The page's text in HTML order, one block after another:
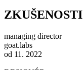
ZKUŠENOSTI
managing director
goat.labs
od 11. 2022